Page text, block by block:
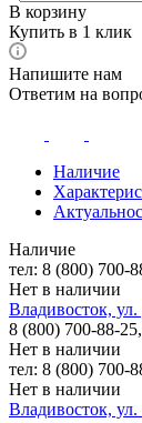
В корзину
Купить в 1 клик
Напишите нам
Ответим на
Наличие
Наличие
тел: 8 (800) 700-
Нет в наличии
Владивосток,
8 (800) 700-88-
Нет в наличии
тел: 8 (800) 700-
Нет в наличии
Владивосток,